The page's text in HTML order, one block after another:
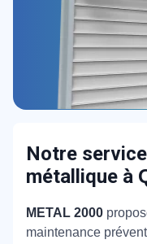
Notre
métallique à
METAL 2000
maintenance